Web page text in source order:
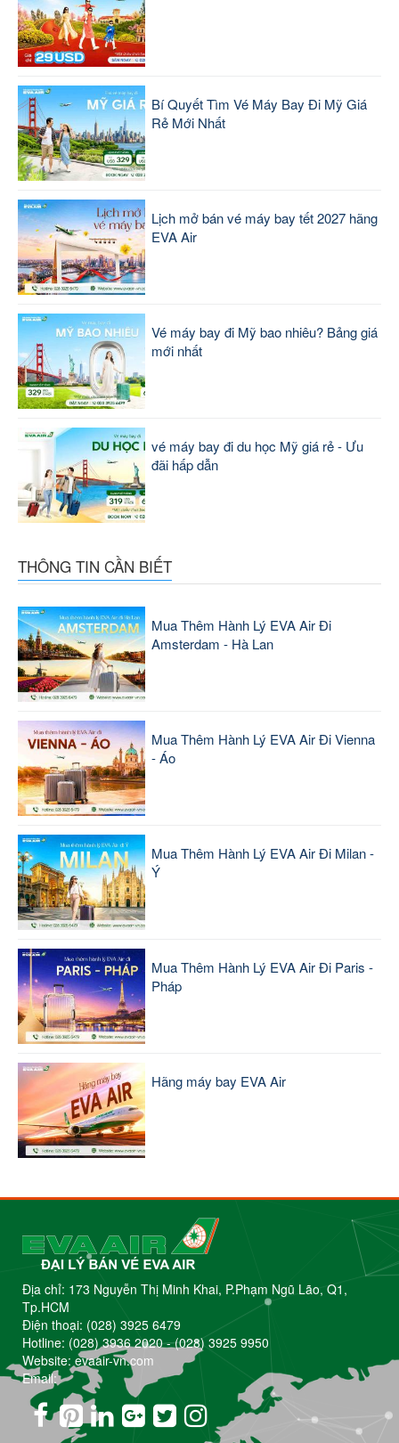
Bí Quyết Tìm Vé Máy Bay Đi Mỹ Giá
Rẻ Mới Nhất
Lịch mở bán vé máy bay tết 2027 hãng
EVA Air
Vé máy bay đi Mỹ bao nhiêu? Bảng giá
mới nhất
vé máy bay đi du học Mỹ giá rẻ - Ưu
đãi hấp dẫn
THÔNG TIN CẦN BIẾT
Mua Thêm Hành Lý EVA Air Đi
Amsterdam - Hà Lan
Mua Thêm Hành Lý EVA Air Đi Vienna
- Áo
Mua Thêm Hành Lý EVA Air Đi Milan -
Ý
Mua Thêm Hành Lý EVA Air Đi Paris -
Pháp
Hãng máy bay EVA Air
Địa chỉ: 173 Nguyễn Thị Minh Khai, P.Phạm Ngũ Lão, Q1,
Tp.HCM
Điện thoại: (028) 3925 6479
Hotline: (028) 3936 2020-(028) 3925 9950
Website: evaair-vn.com
Email: